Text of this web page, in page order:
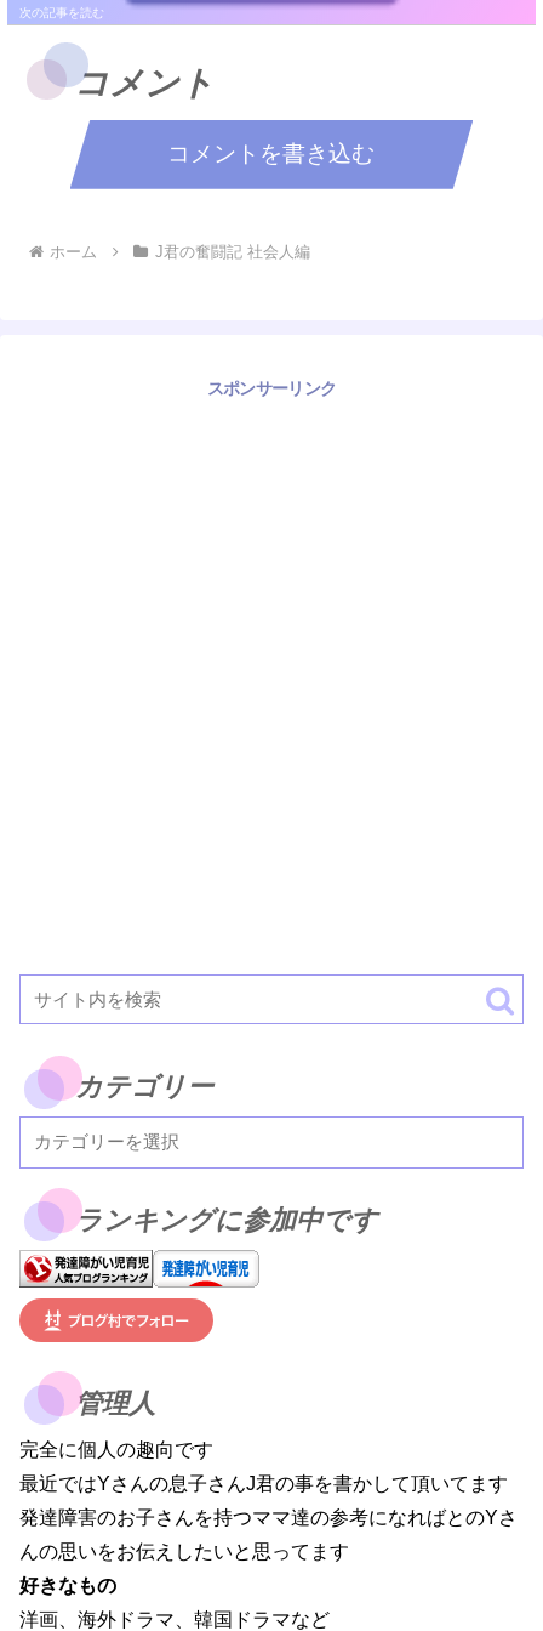
コメント
コメントを書き込む
ホーム J君の奮闘記 社会人編
スポンサーリンク
カテゴリー
ランキングに参加中です
管理人
完全に個人の趣向です
最近ではYさんの息子さんJ君の事を書かして頂いてます
発達障害のお子さんを持つママ達の参考になればとのYさ
んの思いをお伝えしたいと思ってます
好きなもの
洋画、海外ドラマ、韓国ドラマなど